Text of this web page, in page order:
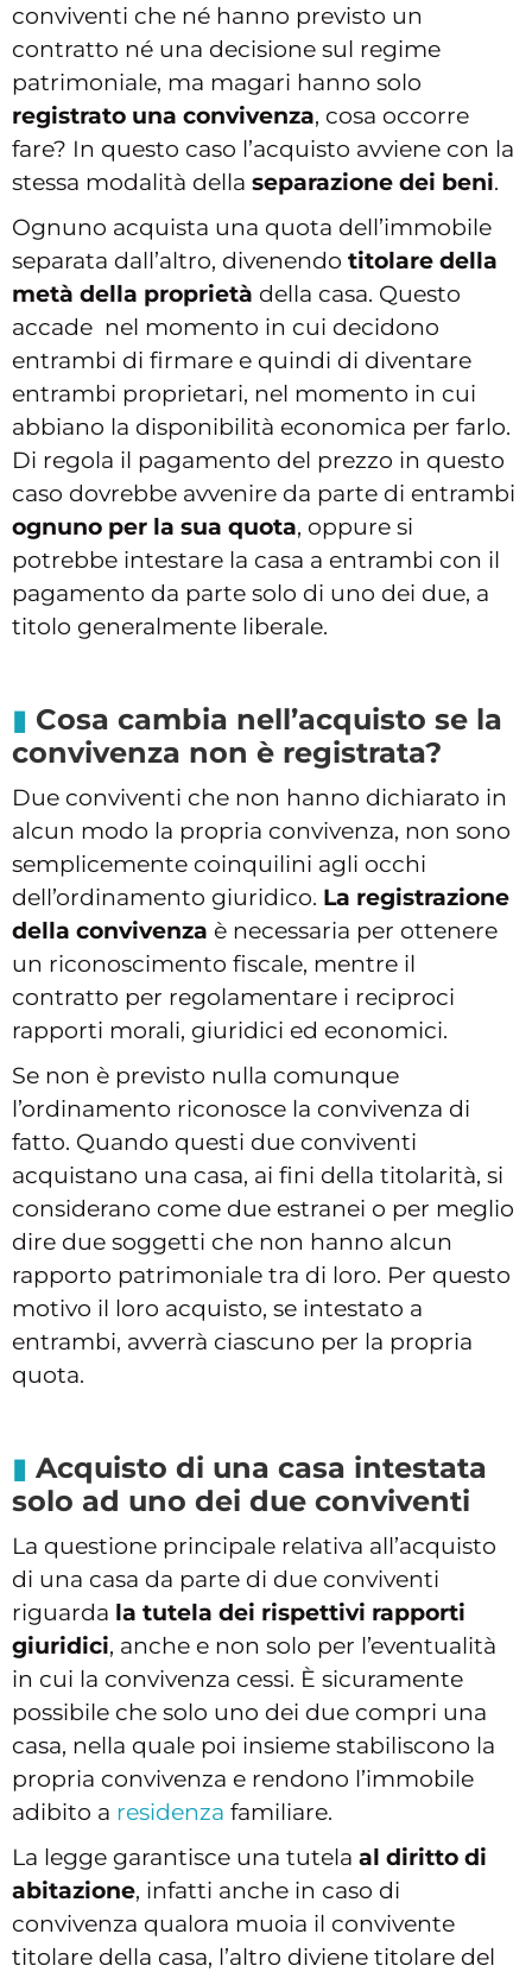
conviventi che né hanno previsto un
contratto né una decisione sul regime
patrimoniale, ma magari hanno solo
registrato una convivenza, cosa occorre
fare? In questo caso l’acquisto avviene con la
stessa modalità della separazione dei beni.
Ognuno acquista una quota dell’immobile
separata dall’altro, divenendo titolare della
metà della proprietà della casa. Questo
accade nel momento in cui decidono
entrambi di firmare e quindi di diventare
entrambi proprietari, nel momento in cui
abbiano la disponibilità economica per farlo.
Di regola il pagamento del prezzo in questo
caso dovrebbe avvenire da parte di entrambi
ognuno per la sua quota, oppure si
potrebbe intestare la casa a entrambi con il
pagamento da parte solo di uno dei due, a
titolo generalmente liberale.
Cosa cambia nell’acquisto se la
convivenza non è registrata?
Due conviventi che non hanno dichiarato in
alcun modo la propria convivenza, non sono
semplicemente coinquilini agli occhi
dell’ordinamento giuridico. La registrazione
della convivenza è necessaria per ottenere
un riconoscimento fiscale, mentre il
contratto per regolamentare i reciproci
rapporti morali, giuridici ed economici.
Se non è previsto nulla comunque
l’ordinamento riconosce la convivenza di
fatto. Quando questi due conviventi
acquistano una casa, ai fini della titolarità, si
considerano come due estranei o per meglio
dire due soggetti che non hanno alcun
rapporto patrimoniale tra di loro. Per questo
motivo il loro acquisto, se intestato a
entrambi, avverrà ciascuno per la propria
quota.
Acquisto di una casa intestata
solo ad uno dei due conviventi
La questione principale relativa all’acquisto
di una casa da parte di due conviventi
riguarda la tutela dei rispettivi rapporti
giuridici, anche e non solo per l’eventualità
in cui la convivenza cessi. È sicuramente
possibile che solo uno dei due compri una
casa, nella quale poi insieme stabiliscono la
propria convivenza e rendono l’immobile
adibito a residenza familiare.
La legge garantisce una tutela al diritto di
abitazione, infatti anche in caso di
convivenza qualora muoia il convivente
titolare della casa, l’altro diviene titolare del